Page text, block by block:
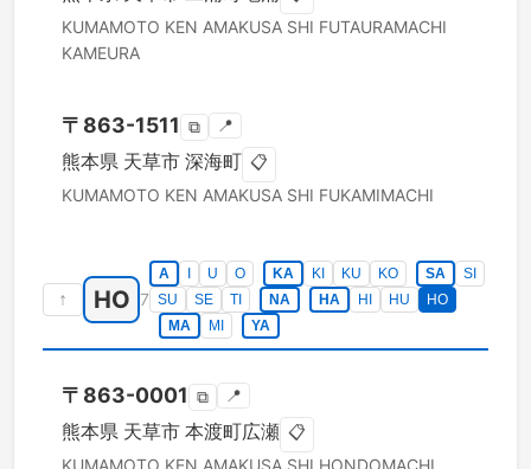
KUMAMOTO KEN AMAKUSA SHI FUTAURAMACHI
KAMEURA
〒 863-1511 ⧉ 📍
熊本県 天草市 深海町 📋
KUMAMOTO KEN AMAKUSA SHI FUKAMIMACHI
↑ HO 7
A U O KA KI KU KO SA
SI
SU
SE TI NA HA HI HU
HO
MA
MI YA
〒 863-0001 ⧉ 📍
熊本県 天草市 本渡町広瀬 📋
KUMAMOTO KEN AMAKUSA SHI HONDOMACHI